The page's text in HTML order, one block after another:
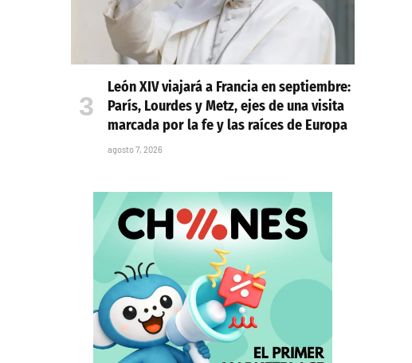
León XIV viajará a Francia en septiembre:
París, Lourdes y Metz, ejes de una visita
marcada por la fe y las raíces de Europa
agosto 7, 2026